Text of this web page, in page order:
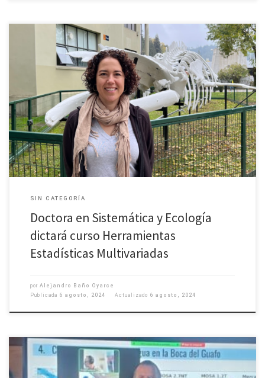
Se trata de la Dra. Catharina Alves-de-Souza, profesora asociada del
Departamento de Oceanografía, quien dictará este segundo semestre de
2024 el curso del magíster. Alves De Souza es doctora en Ciencias, Mención
Sistemática y Ecología (Universidad Austral de Chile – 2011), siendo sus
líneas de investigación la Ecología del Fitoplancton, Floraciones Algales
Nocivas […]
SIN CATEGORÍA
Doctora en Sistemática y Ecología
dictará curso Herramientas
Estadísticas Multivariadas
por Alejandro Baño Oyarce
Publicada 6 agosto, 2024 Actualizado 6 agosto, 2024